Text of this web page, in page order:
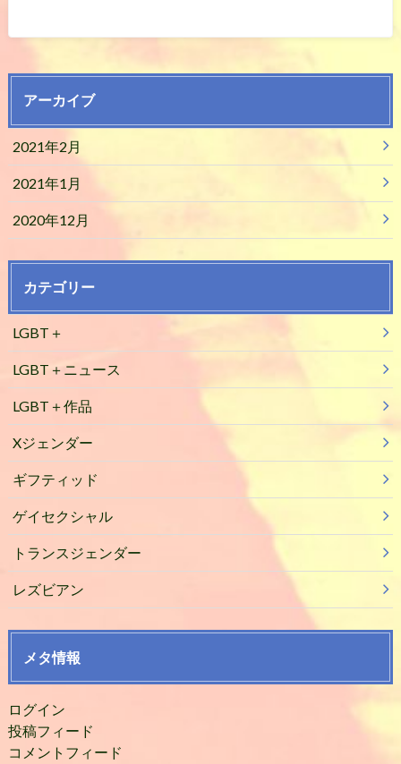
アーカイブ
2021年2月
2021年1月
2020年12月
カテゴリー
LGBT＋
LGBT＋ニュース
LGBT＋作品
Xジェンダー
ギフティッド
ゲイセクシャル
トランスジェンダー
レズビアン
メタ情報
ログイン
投稿フィード
コメントフィード